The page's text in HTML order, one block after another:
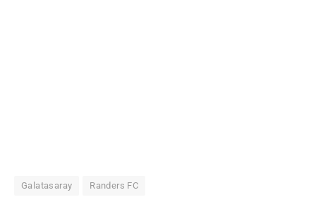
Galatasaray Randers FC